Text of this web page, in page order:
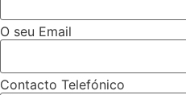
O seu Email
Contacto Telefónico